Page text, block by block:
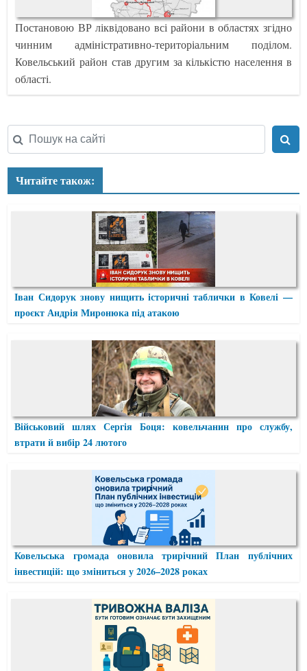
Постановою ВР ліквідовано всі райони в областях згідно
чинним адміністративно-територіальним поділом.
Ковельський район став другим за кількістю населення в
області.
Читайте також:
Іван Сидорук знову нищить історичні таблички в Ковелі —
проєкт Андрія Миронюка під атакою
Військовий шлях Сергія Боця: ковельчанин про службу,
втрати й вибір 24 лютого
Ковельська громада оновила трирічний План публічних
інвестицій: що зміниться у 2026–2028 роках